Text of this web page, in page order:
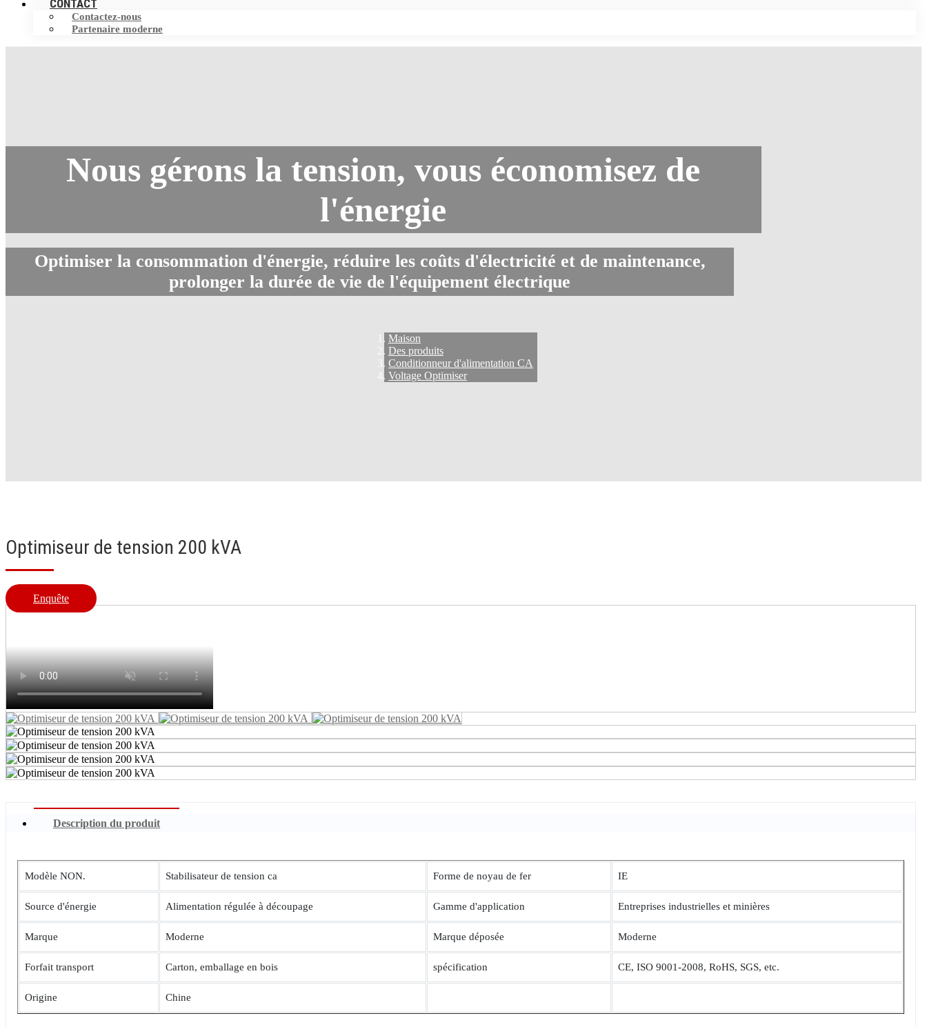
CONTACT
Contactez-nous
Partenaire moderne
Nous gérons la tension, vous économisez de
l'énergie
Optimiser la consommation d'énergie, réduire les coûts d'électricité et de maintenance,
prolonger la durée de vie de l'équipement électrique
Maison
Des produits
Conditionneur d'alimentation CA
Voltage Optimiser
Optimiseur de tension 200 kVA
Enquête
Description du produit
Modèle NON. Stabilisateur de tension ca Forme de noyau de fer IE
Source d'énergie Alimentation régulée à découpage Gamme d'application Entreprises industrielles et minières
Marque Moderne Marque déposée Moderne
Forfait transport Carton, emballage en bois spécification CE, ISO 9001-2008, RoHS, SGS, etc.
Origine Chine